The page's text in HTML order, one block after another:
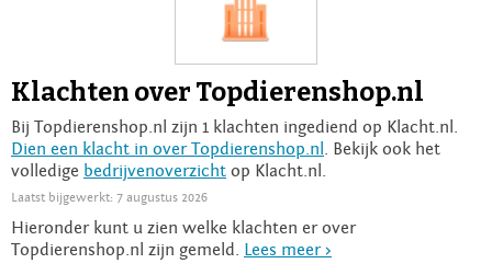
Login
Klachten over Topdierenshop.nl
Bij Topdierenshop.nl zijn 1 klachten ingediend op Klacht.nl.
Dien een klacht in over Topdierenshop.nl
. Bekijk ook het
volledige bedrijvenoverzicht op Klacht.nl.
Laatst bijgewerkt: 7 augustus 2026
Hieronder kunt u zien welke klachten er over
Topdierenshop.nl zijn gemeld. Lees meer >